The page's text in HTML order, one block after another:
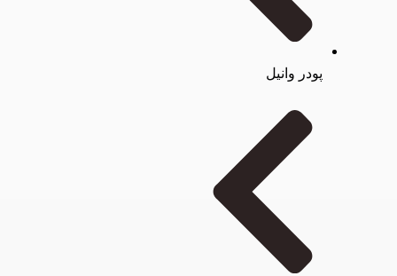
پودر وانیل